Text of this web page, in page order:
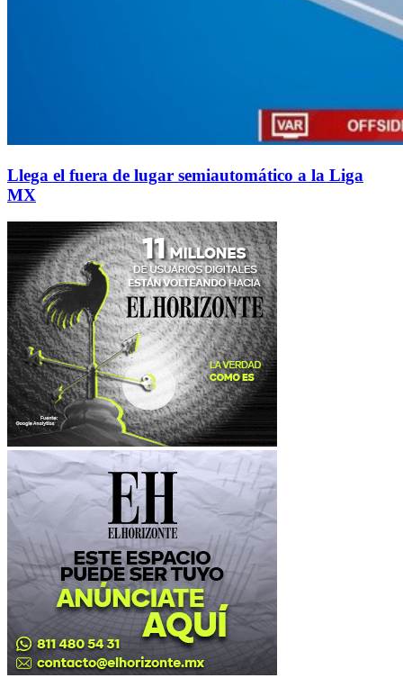
Llega el fuera de lugar semiautomático a la Liga
MX